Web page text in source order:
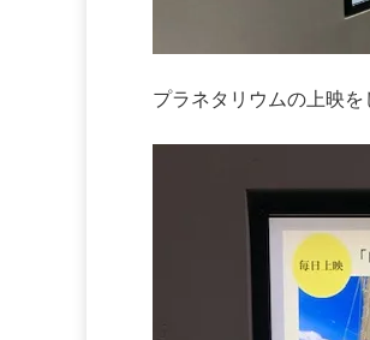
プラネタリウムの上映を